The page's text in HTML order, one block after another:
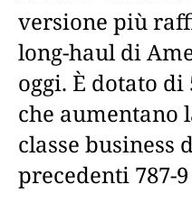
versione più
long-haul di
oggi. È dotato di
che aumentano
classe business
precedenti 787-